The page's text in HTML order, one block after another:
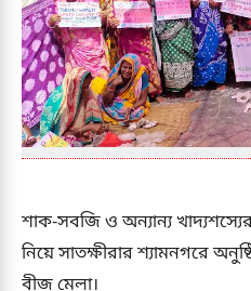
শাক-সবজি ও অন্যান্য
নিয়ে সাতক্ষীরার শ্যামনগরে
বীজ মেলা।